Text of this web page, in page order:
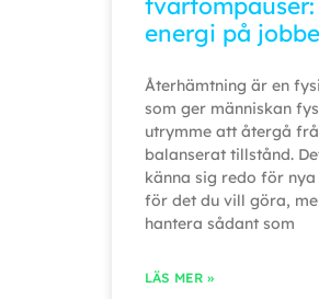
energi på
Återhämtning är en
som ger människan
utrymme att återgå
balanserat tillstånd.
känna sig redo för
för det du vill göra,
hantera sådant som
LÄS MER »